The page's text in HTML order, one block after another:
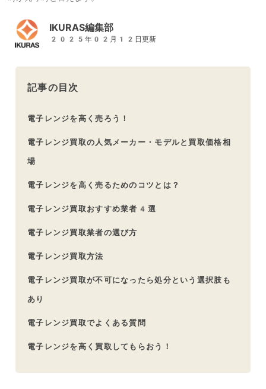
IKURAS編集部
2025年02月12日更新
記事の目次
電子レンジを高く売ろう！
電子レンジ買取の人気メーカー・モデルと買取価格相
場
電子レンジを高く売るためのコツとは？
電子レンジ買取おすすめ業者4選
電子レンジ買取業者の選び方
電子レンジ買取方法
電子レンジ買取が不可になったら処分という選択肢も
あり
電子レンジ買取でよくある質問
電子レンジを高く買取してもらおう！